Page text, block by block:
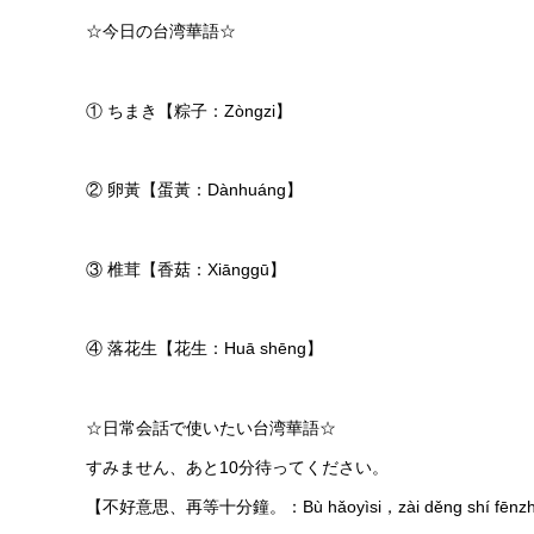
☆今日の台湾華語☆
① ちまき【粽子：Zòngzi】
② 卵黃【蛋黃：Dànhuáng】
③ 椎茸【香菇：Xiānggū】
④ 落花生【花生：Huā shēng】
☆日常会話で使いたい台湾華語☆
すみません、あと10分待ってください。
【不好意思、再等十分鐘。：Bù hǎoyìsi，zài děng shí